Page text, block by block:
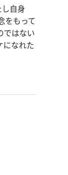
自身
をもって
ではない
になれた